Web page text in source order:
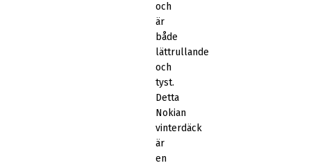
och
är
både
lättrullande
och
tyst.
Detta
Nokian
vinterdäck
är
en